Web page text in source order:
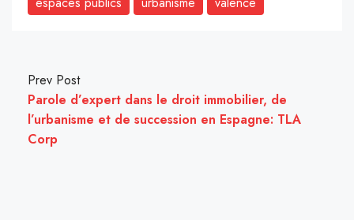
Prev Post
Parole d’expert dans le droit immobilier, de
l’urbanisme et de succession en Espagne: TLA
Corp